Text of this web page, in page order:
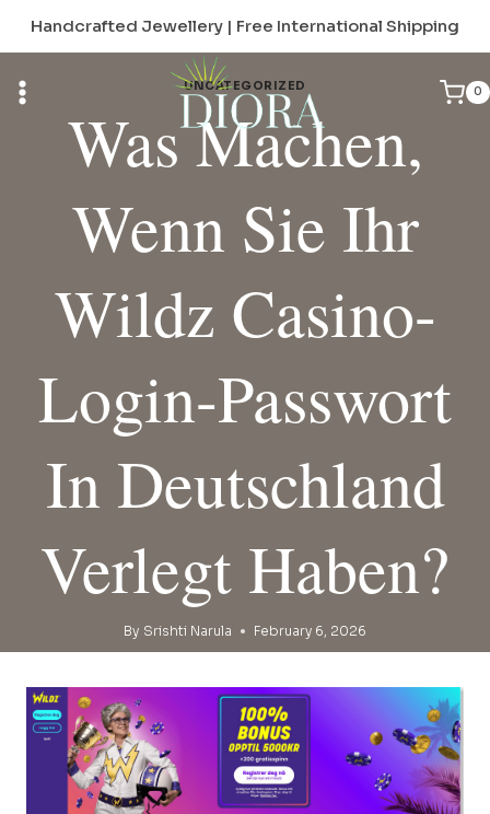
content
Handcrafted Jewellery | Free International Shipping
0
UNCATEGORIZED
Was Machen,
Wenn Sie Ihr
Wildz Casino-
Login-Passwort
In Deutschland
Verlegt Haben?
By Srishti Narula February 6, 2026